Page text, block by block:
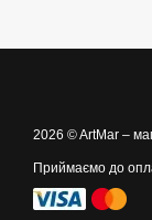
2026 © ArtMar –
Приймаємо до